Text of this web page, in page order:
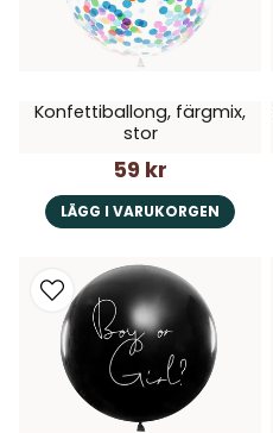
Konfettiballong, färgmix,
stor
59 kr
LÄGG I VARUKORGEN